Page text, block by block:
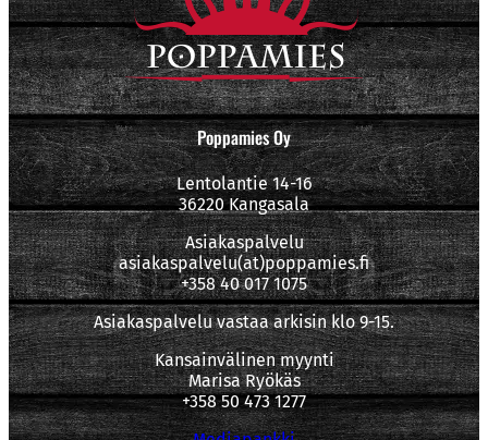
Poppamies Oy
Lentolantie 14-16
36220 Kangasala
Asiakaspalvelu
asiakaspalvelu(at)poppamies.fi
+358 40 017 1075
Asiakaspalvelu vastaa arkisin klo 9-15.
Kansainvälinen myynti
Marisa Ryökäs
+358 50 473 1277